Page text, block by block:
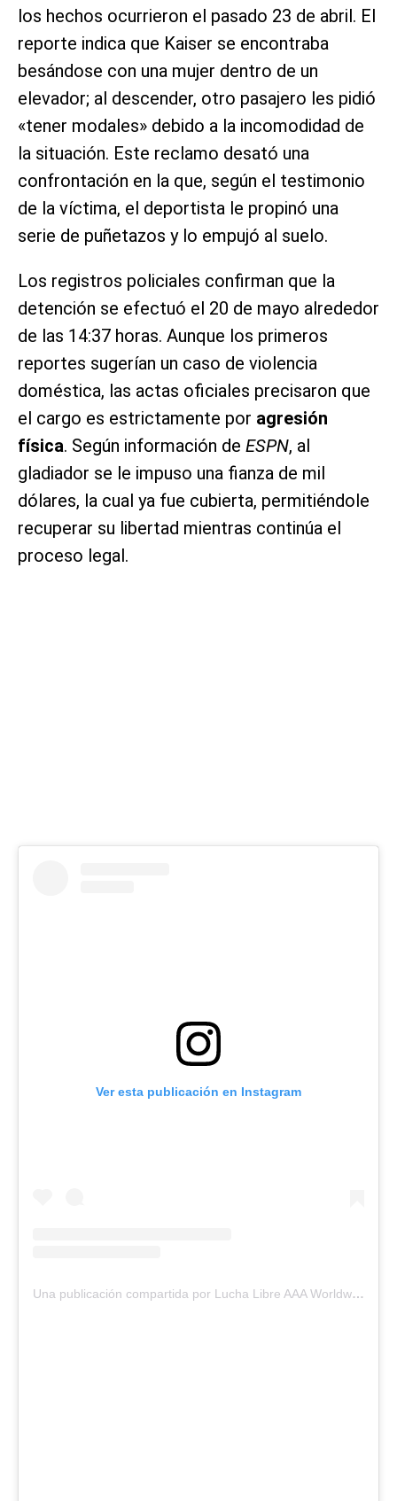
los hechos ocurrieron el pasado 23 de abril. El
reporte indica que Kaiser se encontraba
besándose con una mujer dentro de un
elevador; al descender, otro pasajero les pidió
«tener modales» debido a la incomodidad de
la situación. Este reclamo desató una
confrontación en la que, según el testimonio
de la víctima, el deportista le propinó una
serie de puñetazos y lo empujó al suelo.
Los registros policiales confirman que la
detención se efectuó el 20 de mayo alrededor
de las 14:37 horas. Aunque los primeros
reportes sugerían un caso de violencia
doméstica, las actas oficiales precisaron que
el cargo es estrictamente por agresión
física. Según información de ESPN, al
gladiador se le impuso una fianza de mil
dólares, la cual ya fue cubierta, permitiéndole
recuperar su libertad mientras continúa el
proceso legal.
Ver esta publicación en Instagram
Una publicación compartida por Lucha Libre AAA Worldwide (@luchalibreaaa)